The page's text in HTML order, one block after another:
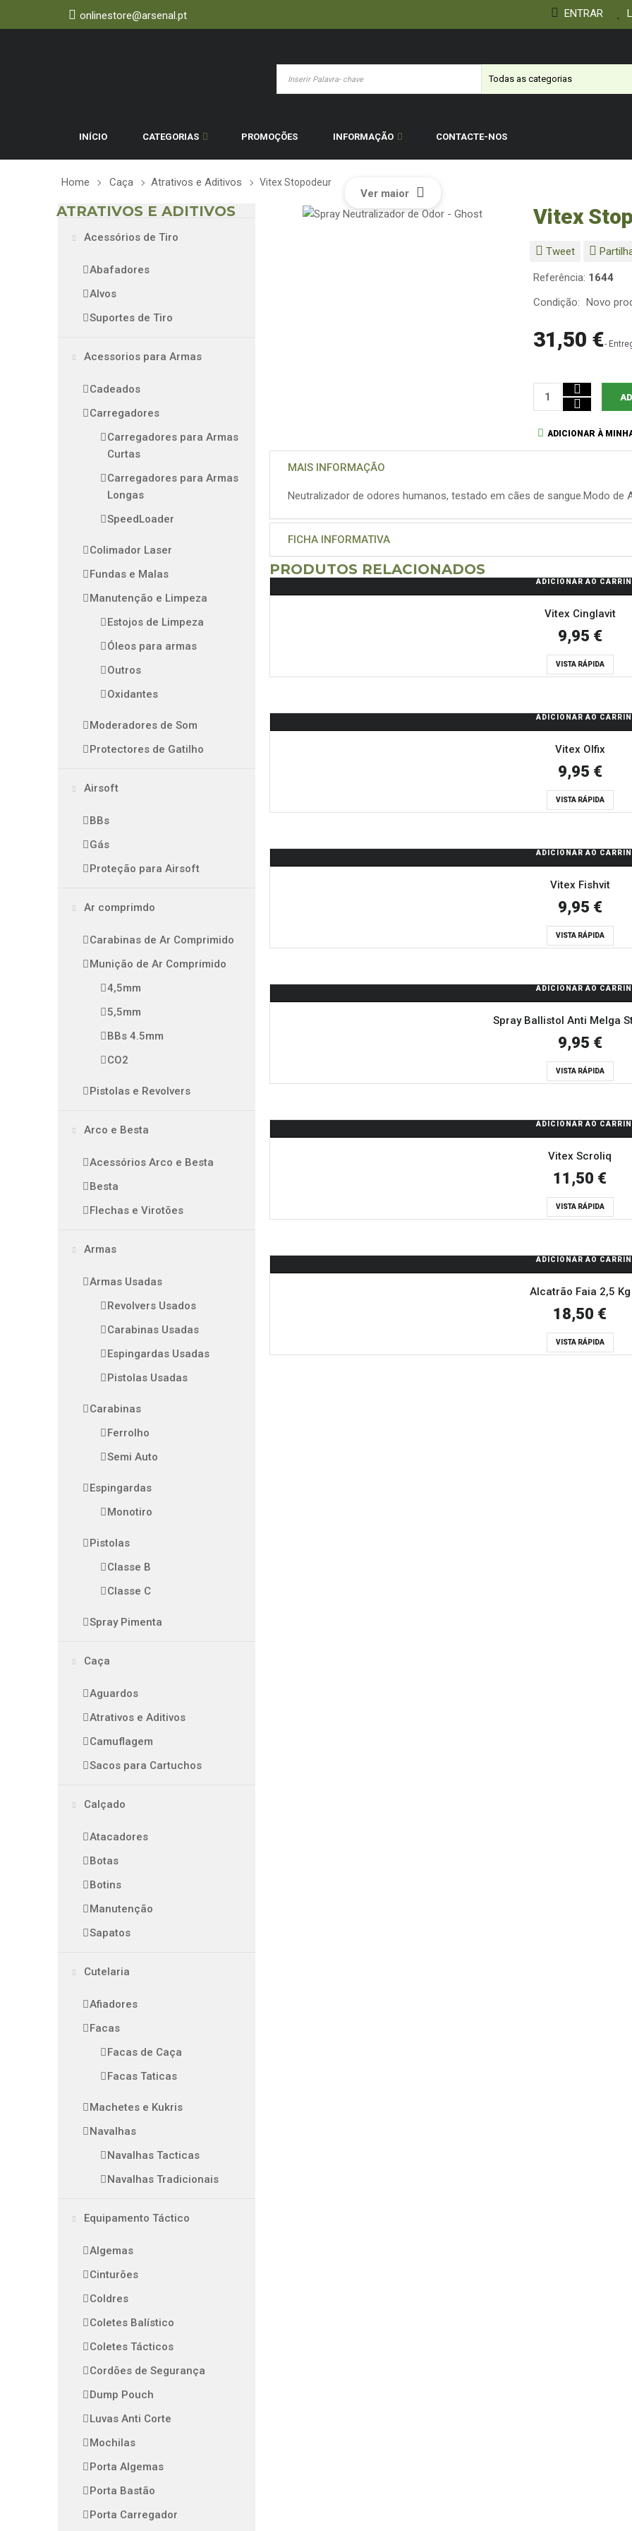
ENTRAR
onlinestore@arsenal.pt
INÍCIO CATEGORIAS PROMOÇÕES INFORMAÇÃO CONTACTE-NOS
Home Caça Atrativos e Aditivos Vitex Stopodeur
ATRATIVOS E ADITIVOS
Acessórios de Tiro
Abafadores
Alvos
Suportes de Tiro
Acessorios para Armas
Cadeados
Carregadores
Carregadores para Armas
Curtas
Carregadores para Armas
Longas
SpeedLoader
Colimador Laser
Fundas e Malas
Manutenção e Limpeza
Estojos de Limpeza
Óleos para armas
Outros
Oxidantes
Moderadores de Som
Protectores de Gatilho
Airsoft
BBs
Gás
Proteção para Airsoft
Ar comprimdo
Carabinas de Ar Comprimido
Munição de Ar Comprimido
4,5mm
5,5mm
BBs 4.5mm
CO2
Pistolas e Revolvers
Arco e Besta
Acessórios Arco e Besta
Besta
Flechas e Virotões
Armas
Armas Usadas
Revolvers Usados
Carabinas Usadas
Espingardas Usadas
Pistolas Usadas
Carabinas
Ferrolho
Semi Auto
Espingardas
Monotiro
Pistolas
Classe B
Classe C
Spray Pimenta
Caça
Aguardos
Atrativos e Aditivos
Camuflagem
Sacos para Cartuchos
Calçado
Atacadores
Botas
Botins
Manutenção
Sapatos
Cutelaria
Afiadores
Facas
Facas de Caça
Facas Taticas
Machetes e Kukris
Navalhas
Navalhas Tacticas
Navalhas Tradicionais
Equipamento Táctico
Algemas
Cinturões
Coldres
Coletes Balístico
Coletes Tácticos
Cordões de Segurança
Dump Pouch
Luvas Anti Corte
Mochilas
Porta Algemas
Porta Bastão
Porta Carregador
Ver maior
Vitex
Tweet
Referência: 1644
Condição: Novo
31,50 €-
ADICIONAR À
MAIS INFORMAÇÃO
Neutralizador de odores humanos, testado em cães de sangue.Modo de
FICHA INFORMATIVA
PRODUTOS RELACIONADOS
ADICIONAR AO
Vitex Cinglavit
9,95 €
VISTA RÁPIDA
ADICIONAR AO
Vitex Olfix
9,95 €
VISTA RÁPIDA
ADICIONAR AO
Vitex Fishvit
9,95 €
VISTA RÁPIDA
ADICIONAR AO
Spray Ballistol Anti Melga
9,95 €
VISTA RÁPIDA
ADICIONAR AO
Vitex Scroliq
11,50 €
VISTA RÁPIDA
ADICIONAR AO
Alcatrão Faia 2,5 Kg
18,50 €
VISTA RÁPIDA